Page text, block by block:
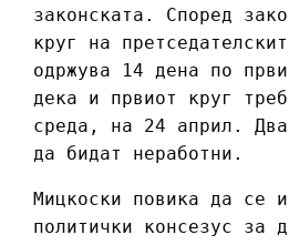
законската. Според
круг на
одржува 14 дена по
дека и првиот круг
среда, на 24 април.
да бидат неработни.
Мицкоски повика да се
политички консезус за